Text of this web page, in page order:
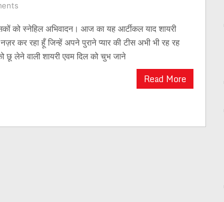
को स्नेहिल अभिवादन। आज का यह आर्टीकल याद शायरी
कर रहा हूँ जिन्हें अपने पुराने प्यार की टीस अभी भी रह रह
छू लेने वाली शायरी एवम दिल को चुभ जाने
Read More